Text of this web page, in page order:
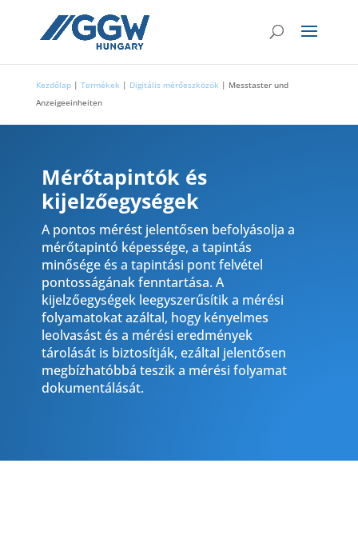
Kezdőlap| Termékek | Digitális mérőeszközök | Messtaster und
Anzeigeeinheiten
Mérőtapintók és
kijelzőegységek
A pontos mérést jelentősen befolyásolja a
mérőtapintó képessége, a tapintás
minősége és a tapintási pont felvétel
pontosságának fenntartása. A
kijelzőegységek leegyszerűsítik a mérési
folyamatokat azáltal, hogy kényelmes
leolvasást és a mérési eredmények
tárolását is biztosítják, ezáltal jelentősen
megbízhatóbbá teszik a mérési folyamat
dokumentálását.